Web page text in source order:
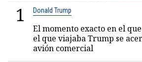
1 Donald Trump
El momento exacto en el
el que viajaba Trump se
avión comercial